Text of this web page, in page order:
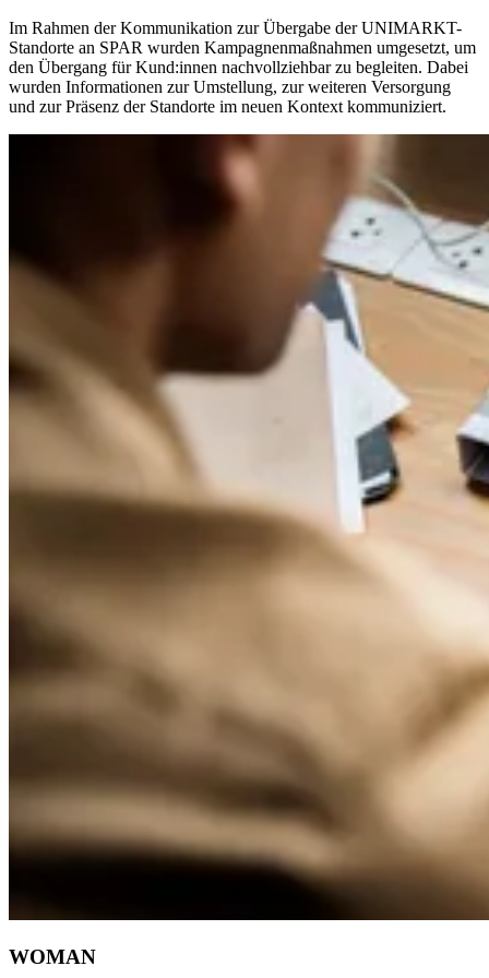
Im Rahmen der Kommunikation zur Übergabe der UNIMARKT-
Standorte an SPAR wurden Kampagnenmaßnahmen umgesetzt, um
den Übergang für Kund:innen nachvollziehbar zu begleiten. Dabei
wurden Informationen zur Umstellung, zur weiteren Versorgung
und zur Präsenz der Standorte im neuen Kontext kommuniziert.
WOMAN